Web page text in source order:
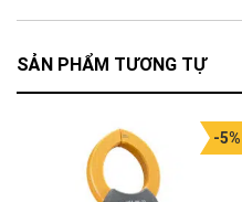
SẢN PHẨM TƯƠNG TỰ
-5%